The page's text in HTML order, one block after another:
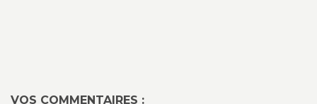
VOS COMMENTAIRES :